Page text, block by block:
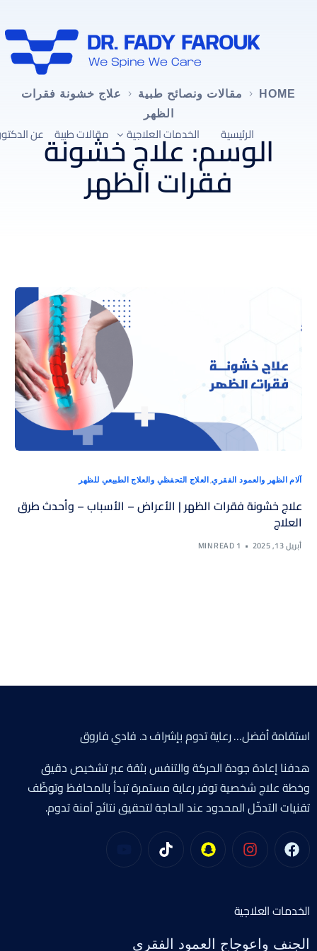
الرئيسية الخدمات العلاجية
العلاج التحفّظي لآلام العمود الفقري
مقالات طبية عن
HOME مقالات ونصائح طبية
علاج خشونة فقرات
الظهر
الوسم:علاج خشونة
فقرات الظهر
آلام الظهر والعمود الفقري,العلاج التحفظي والعلاج الطبيعي للظهر
علاج خشونة فقرات الظهر | الأعراض – الأسباب – وأحدث طرق
العلاج
أبريل 13, 2025 1 MIN READ
استقامة أفضل… رعاية تدوم بإشراف د. فادي فاروق
هدفنا إعادة جودة الحركة والتنفس بثقة عبر تشخيص دقيق
وخطة علاج شخصية توفر رعاية مستمرة تبدأ بالمحافظ وتوظّف
تقنيات التدخّل المحدود عند الحاجة لتحقيق نتائج آمنة تدوم.
الخدمات العلاجية
الجنف واعوجاج العمود الفقري